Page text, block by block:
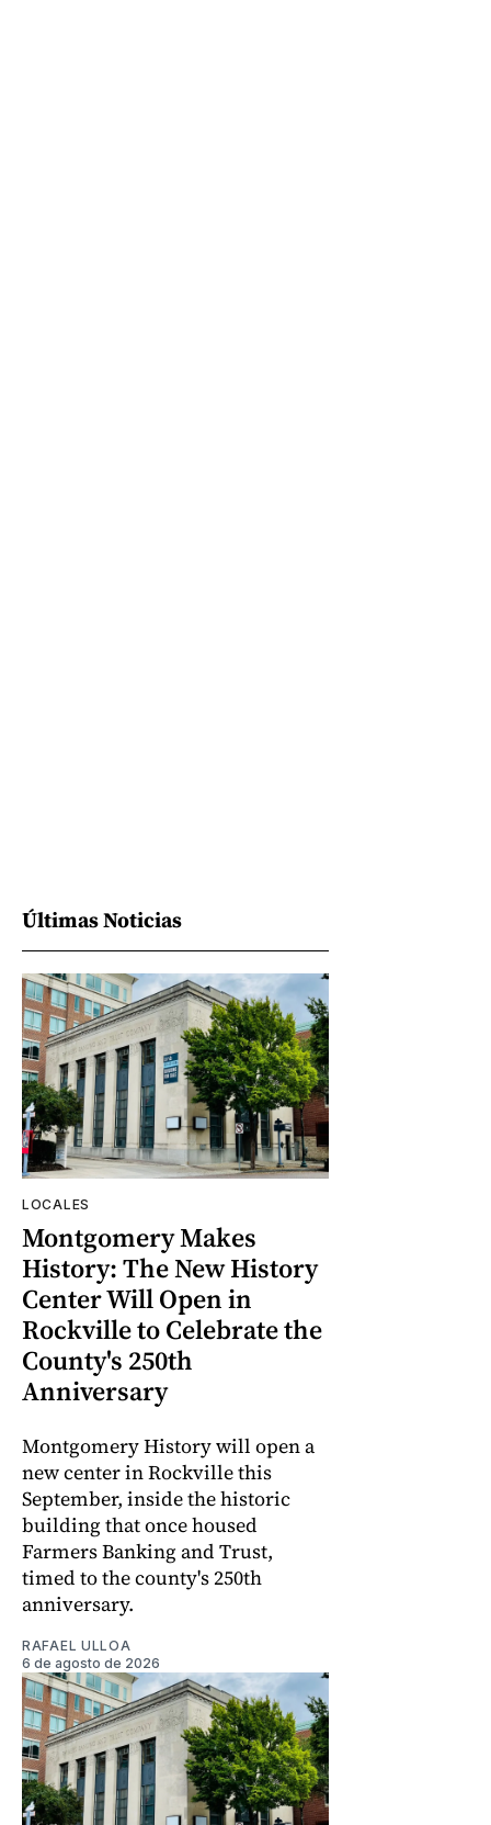
Últimas Noticias
LOCALES
Montgomery Makes
History: The New History
Center Will Open in
Rockville to Celebrate the
County's 250th
Anniversary
Montgomery History will open a
new center in Rockville this
September, inside the historic
building that once housed
Farmers Banking and Trust,
timed to the county's 250th
anniversary.
RAFAEL ULLOA
6 de agosto de 2026